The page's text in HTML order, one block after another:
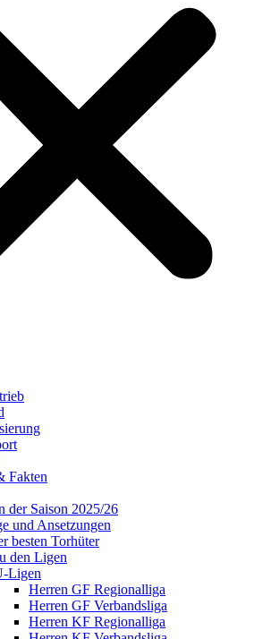
Fakten
der Saison 2025/26
und Ansetzungen
besten Torhüter
den Ligen
Ligen
Herren GF Regionalliga
Herren GF Verbandsliga
Herren KF Regionalliga